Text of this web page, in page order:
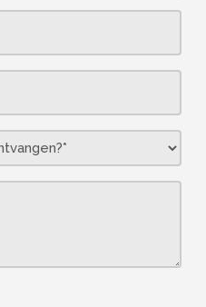
Woonplaats
Organisatie
Waar
wil
je
Bericht